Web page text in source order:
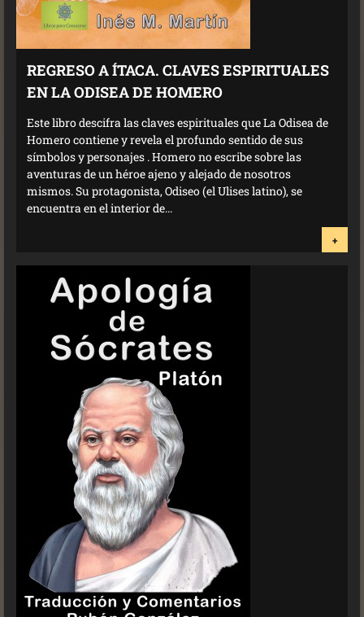
REGRESO A ÍTACA. CLAVES ESPIRITUALES
EN LA ODISEA DE HOMERO
Este libro descifra las claves espirituales que La Odisea de
Homero contiene y revela el profundo sentido de sus
símbolos y personajes . Homero no escribe sobre las
aventuras de un héroe ajeno y alejado de nosotros
mismos. Su protagonista, Odiseo (el Ulises latino), se
encuentra en el interior de...
+